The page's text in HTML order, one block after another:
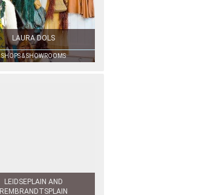
LAURA DOLS
SHOPS & SHOWROOMS
LEIDSEPLAIN AND
REMBRANDTSPLAIN